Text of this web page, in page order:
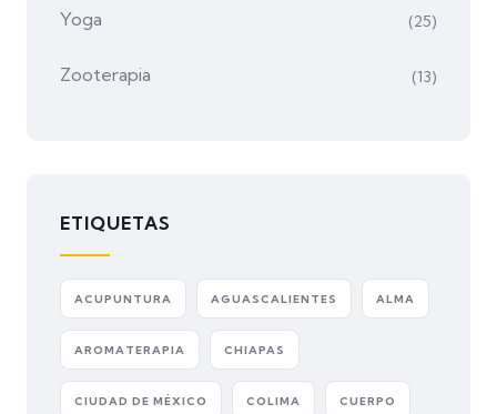
Yoga (25)
Zooterapia (13)
ETIQUETAS
ACUPUNTURA AGUASCALIENTES ALMA
AROMATERAPIA CHIAPAS
CIUDAD DE MÉXICO COLIMA CUERPO